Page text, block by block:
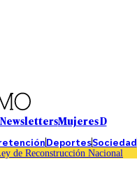
NewslettersMujeres D
DeportesSociedad
de Reconstrucción Nacional